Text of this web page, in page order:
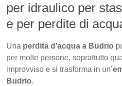
per idraulico per
e per perdite di
Una perdita d’acqua a Budrio
per molte persone, soprattutto
improvviso e si trasforma in un’
Budrio.